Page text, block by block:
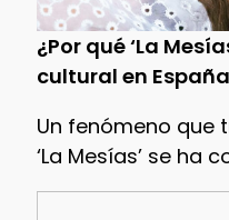
¿Por qué ‘La
cultural en
Un fenómeno que
‘La Mesías’ se ha